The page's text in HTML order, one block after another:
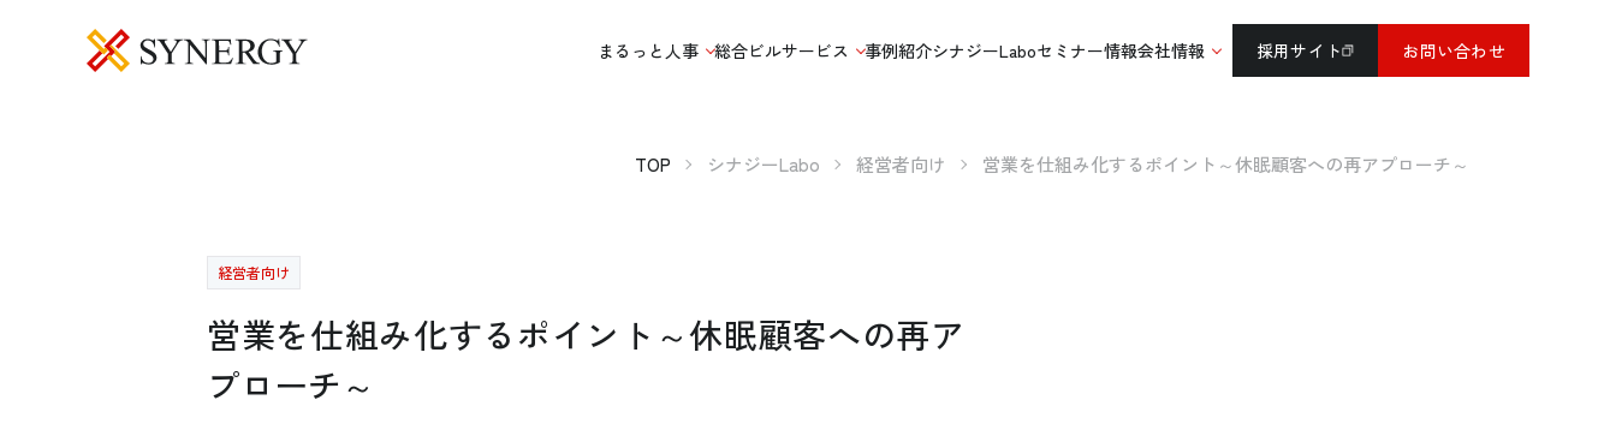
まるっと人事 総合ビルサービス 事例紹介シナジーLaboセミナー情報会社情報 採用サイト お問い合わせ
TOP シナジーLabo 経営者向け 営業を仕組み化するポイント～休眠顧客への再アプローチ～
経営者向け
営業を仕組み化するポイント～休眠顧客への再ア
プローチ～